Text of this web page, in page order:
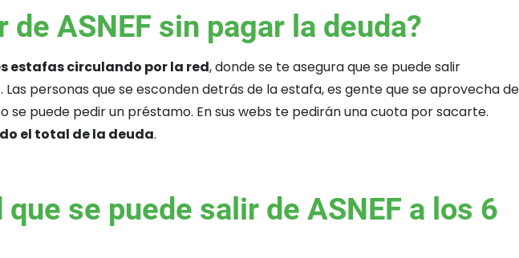
ASNEF sin pagar la deuda?
estafas circulando por la red, donde se te asegura que se puede salir
personas que se esconden detrás de la estafa, es gente que se aprovecha de
puede pedir un préstamo. En sus webs te pedirán una cuota por sacarte.
el total de la deuda.
se puede salir de ASNEF a los 6